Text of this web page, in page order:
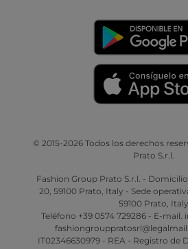
© 2015-2026 Todos los derechos
Prato S.r.l.
Fashion Group Prato S.r.l. -
20, 59100 Prato, Italy - Sede
59100 Prato, Italy
Teléfono +39 0574 729286 - E-mail.
IT02346630979 - REA - Registro de